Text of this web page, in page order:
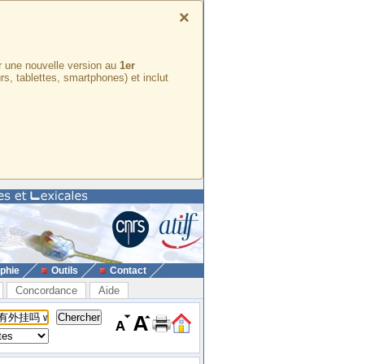
×
nouvelle version au 1er
tablettes, smartphones) et inclut
Outils Contact
Concordance Aide